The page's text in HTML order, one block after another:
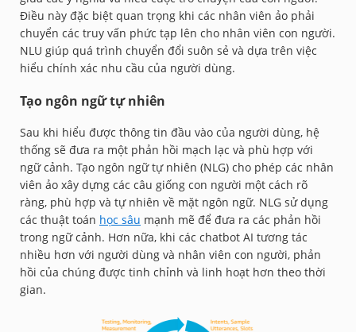
Điều này đặc biệt quan trọng khi các nhân viên ảo phải
chuyển các truy vấn phức tạp lên cho nhân viên con người.
NLU giúp quá trình chuyển đổi suôn sẻ và dựa trên việc
hiểu chính xác nhu cầu của người dùng.
Tạo ngôn ngữ tự nhiên
Sau khi hiểu được thông tin đầu vào của người dùng, hệ
thống sẽ đưa ra một phản hồi mạch lạc và phù hợp với
ngữ cảnh. Tạo ngôn ngữ tự nhiên (NLG) cho phép các nhân
viên ảo xây dựng các câu giống con người một cách rõ
ràng, phù hợp và tự nhiên về mặt ngôn ngữ. NLG sử dụng
các thuật toán học sâu mạnh mẽ để đưa ra các phản hồi
trong ngữ cảnh. Hơn nữa, khi các chatbot AI tương tác
nhiều hơn với người dùng và nhân viên con người, phản
hồi của chúng được tinh chỉnh và linh hoạt hơn theo thời
gian.